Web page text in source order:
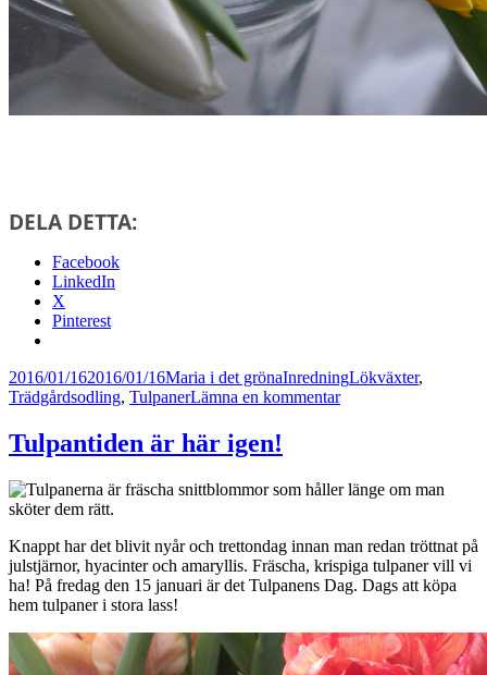
DELA DETTA:
Facebook
LinkedIn
X
Pinterest
Postat
2016/01/162016/01/16Författare
Maria i det grönaKategorier
InredningTaggar
Lökväxter,
Trädgårdsodling, TulpanerLämna en kommentartill
Tulpantiden är här igen!
Knappt har det blivit nyår och trettondag innan man redan tröttnat på
julstjärnor, hyacinter och amaryllis. Fräscha, krispiga tulpaner vill vi
ha! På fredag den 15 januari är det Tulpanens Dag. Dags att köpa
hem tulpaner i stora lass!